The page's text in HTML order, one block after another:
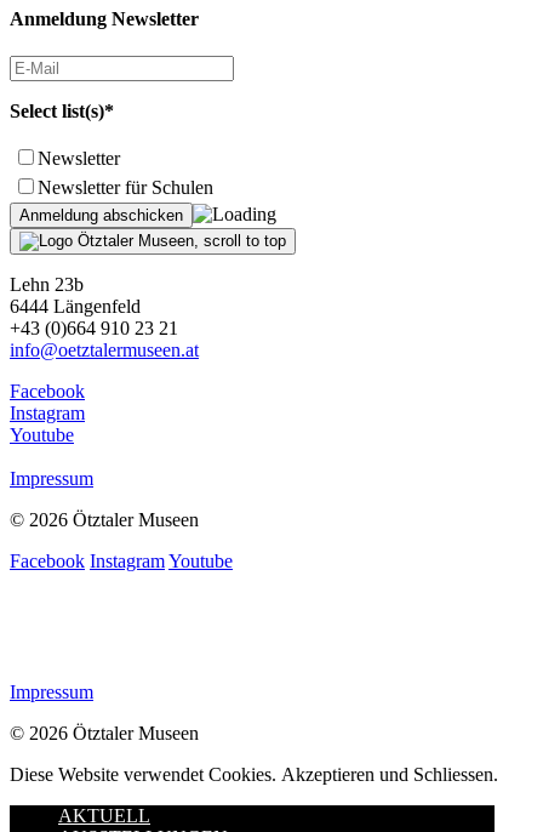
Anmeldung Newsletter
Select list(s)*
Newsletter
Newsletter für Schulen
Lehn 23b
6444 Längenfeld
+43 (0)664 910 23 21
info@oetztalermuseen.at
Facebook
Instagram
Youtube
Impressum
© 2026 Ötztaler Museen
Facebook InstagramYoutube
Impressum
© 2026 Ötztaler Museen
Diese Website verwendet Cookies. Akzeptieren und Schliessen.
AKTUELL